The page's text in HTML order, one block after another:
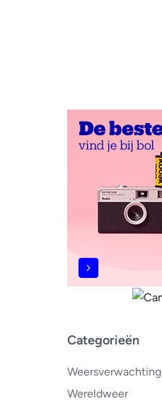
Categorieën
Weersverwachting
Wereldweer